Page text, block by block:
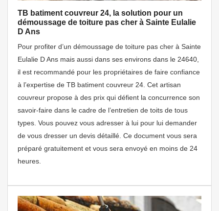
TB batiment couvreur 24, la solution pour un
démoussage de toiture pas cher à Sainte Eulalie
D Ans
Pour profiter d’un démoussage de toiture pas cher à Sainte
Eulalie D Ans mais aussi dans ses environs dans le 24640,
il est recommandé pour les propriétaires de faire confiance
à l’expertise de TB batiment couvreur 24. Cet artisan
couvreur propose à des prix qui défient la concurrence son
savoir-faire dans le cadre de l’entretien de toits de tous
types. Vous pouvez vous adresser à lui pour lui demander
de vous dresser un devis détaillé. Ce document vous sera
préparé gratuitement et vous sera envoyé en moins de 24
heures.